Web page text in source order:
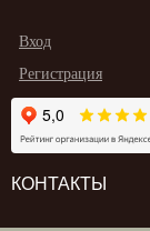
Вход
Регистрация
КОНТАКТЫ